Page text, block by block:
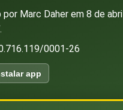
por Marc Daher em 8 de abril
0001-26
app